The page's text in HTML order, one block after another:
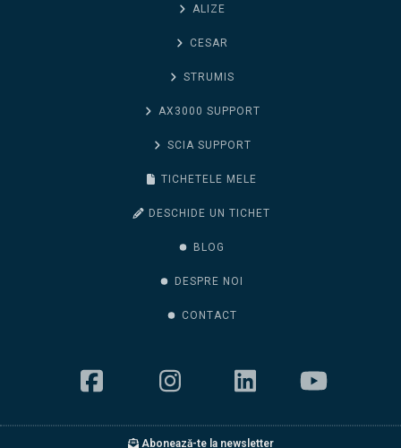
ALIZE
CESAR
STRUMIS
AX3000 SUPPORT
SCIA SUPPORT
TICHETELE MELE
DESCHIDE UN TICHET
BLOG
DESPRE NOI
CONTACT
Abonează-te la newsletter